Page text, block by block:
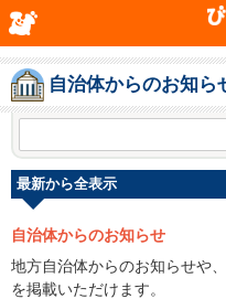
自治体からのお知ら
最新から全表示
自治体からのお知らせ
地方自治体からのお知らせや
を掲載いただけます。